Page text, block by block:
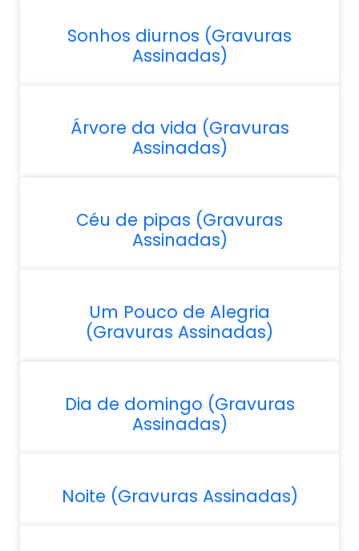
Sonhos diurnos (Gravuras
Assinadas)
Árvore da vida (Gravuras
Assinadas)
Céu de pipas (Gravuras
Assinadas)
Um Pouco de Alegria
(Gravuras Assinadas)
Dia de domingo (Gravuras
Assinadas)
Noite (Gravuras Assinadas)